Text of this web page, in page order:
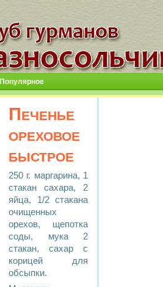
Популярное
Печенье
ореховое
быстрое
250 г. маргарина, 1
стакан сахара, 2
яйца, 1/2 стакана
очищенных
орехов, щепотка
соды, мука 2
стакан, сахар с
корицей для
обсыпки.